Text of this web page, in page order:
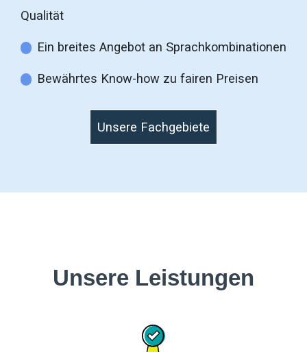
Qualität
Ein breites Angebot an Sprachkombinationen
Bewährtes Know-how zu fairen Preisen
Unsere Fachgebiete
Unsere Leistungen